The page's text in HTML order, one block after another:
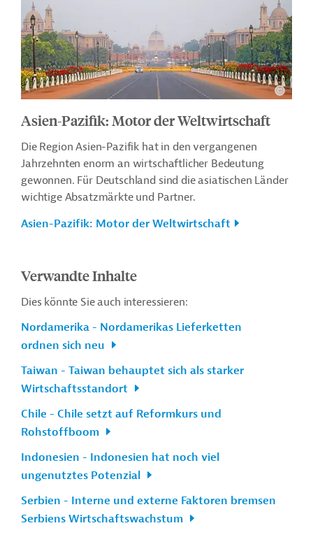
Asien-Pazifik: Motor der Weltwirtschaft
Die Region Asien-Pazifik hat in den vergangenen
Jahrzehnten enorm an wirtschaftlicher Bedeutung
gewonnen. Für Deutschland sind die asiatischen Länder
wichtige Absatzmärkte und Partner.
Asien-Pazifik: Motor der Weltwirtschaft
Verwandte Inhalte
Dies könnte Sie auch interessieren:
Nordamerika - Nordamerikas Lieferketten
ordnen sich neu
Taiwan - Taiwan behauptet sich als starker
Wirtschaftsstandort
Chile - Chile setzt auf Reformkurs und
Rohstoffboom
Indonesien - Indonesien hat noch viel
ungenutztes Potenzial
Serbien - Interne und externe Faktoren bremsen
Serbiens Wirtschaftswachstum